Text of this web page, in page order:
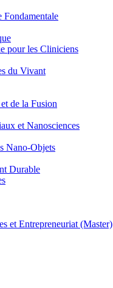
pour les Cliniciens
du Vivant
de la Fusion
et Nanosciences
Nano-Objets
Durable
et Entrepreneuriat (Master)